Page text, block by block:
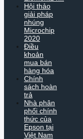
Hội thảo
giải pháp
nhúng
Microchip
2020
Điều
khoản
mua bán
hàng hóa
Chính
sách hoàn
trả
Nhà phân
phối chính
thức của
Epson tại
Việt Nam